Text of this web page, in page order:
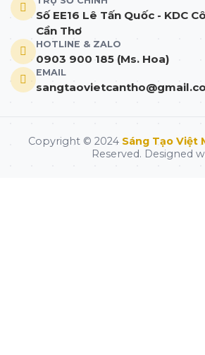
Số EE16 Lê Tấn Quốc - KDC
Cần Thơ
HOTLINE & ZALO
0903 900 185 (Ms. Hoa)
EMAIL
Copyright © 2024 Sáng Tạo Việt
Reserved. Designed